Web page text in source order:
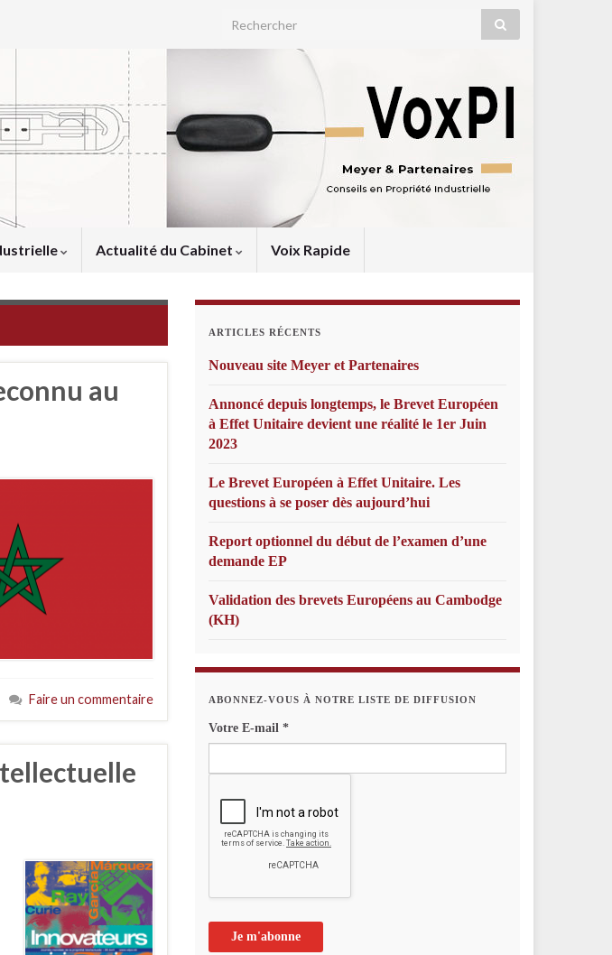
Search for:
Actualité du Cabinet Voix Rapide
au
Faire un commentaire
ARTICLES RÉCENTS
Nouveau site Meyer et Partenaires
Annoncé depuis longtemps, le Brevet Européen
à Effet Unitaire devient une réalité le 1er Juin
2023
Le Brevet Européen à Effet Unitaire. Les
questions à se poser dès aujourd’hui
Report optionnel du début de l’examen d’une
demande EP
Validation des brevets Européens au Cambodge
(KH)
ABONNEZ-VOUS À NOTRE LISTE DE DIFFUSION
Votre E-mail *